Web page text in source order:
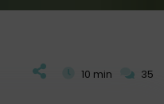
10 min 35